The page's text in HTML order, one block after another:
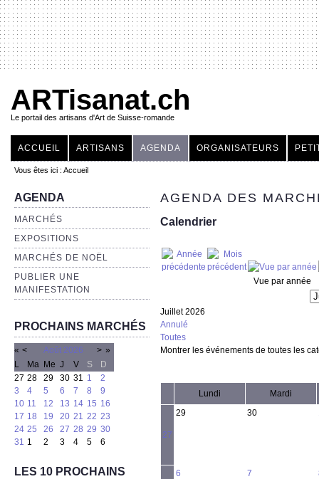
ARTisanat.ch
Le portail des artisans d'Art de Suisse-romande
ACCUEIL ARTISANS AGENDA ORGANISATEURS
Vous êtes ici : Accueil
AGENDA
MARCHÉS
EXPOSITIONS
MARCHÉS DE NOËL
PUBLIER UNE
MANIFESTATION
PROCHAINS MARCHÉS
« < Août 2026 > »
L
Ma Me J V S
D
27 28 29 30 31 1
2
3
4 5 6 7 8
9
10 11 12 13 14 15 16
17 18 19 20 21 22 23
24 25 26 27 28 29 30
31 1 2 3 4 5 6
LES 10 PROCHAINS
AGENDA DES
Calendrier
Vue par année
Juillet 2026
Annulé
Toutes
Montrer les événements de toutes les
Lundi Mardi
27
29 30
6 7